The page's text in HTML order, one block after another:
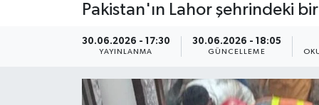
Pakistan'ın Lahor şehrindeki
30.06.2026 - 17:30
YAYINLANMA
30.06.2026 - 18:05
GÜNCELLEME
Haber Arşivi